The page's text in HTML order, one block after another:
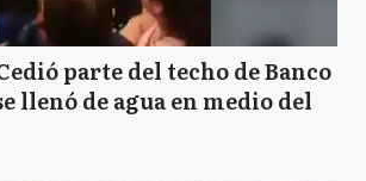
parte del techo de Banco
llenó de agua en medio del